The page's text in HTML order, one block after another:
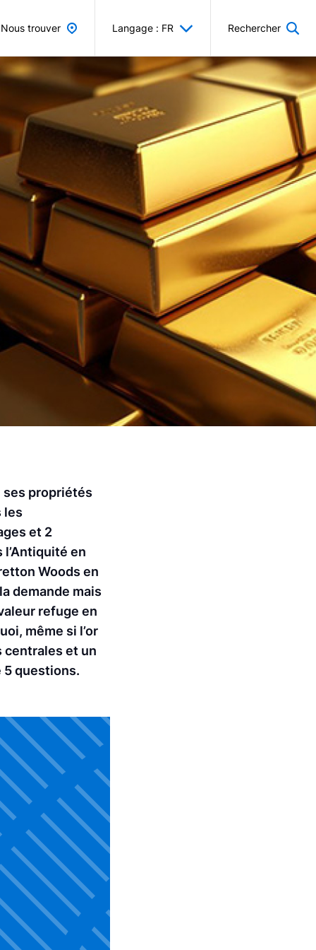
Nous trouver Langage : FR Rechercher
ses propriétés
les
et 2
en
Woods en
demande mais
refuge en
même si l’or
centrales et un
5 questions.